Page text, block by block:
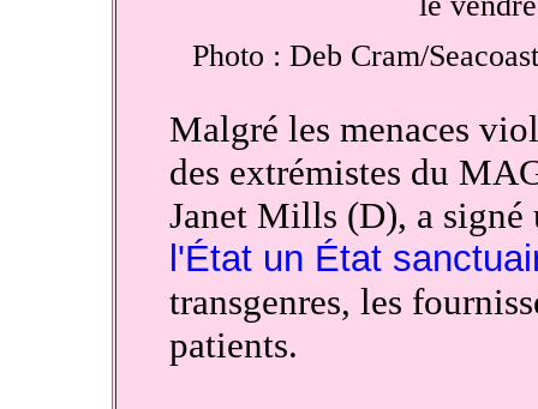
Photo : Deb Cram/
Malgré les menaces
des extrémistes du
Janet Mills (D), a signé
l'État un État
transgenres, les
patients.